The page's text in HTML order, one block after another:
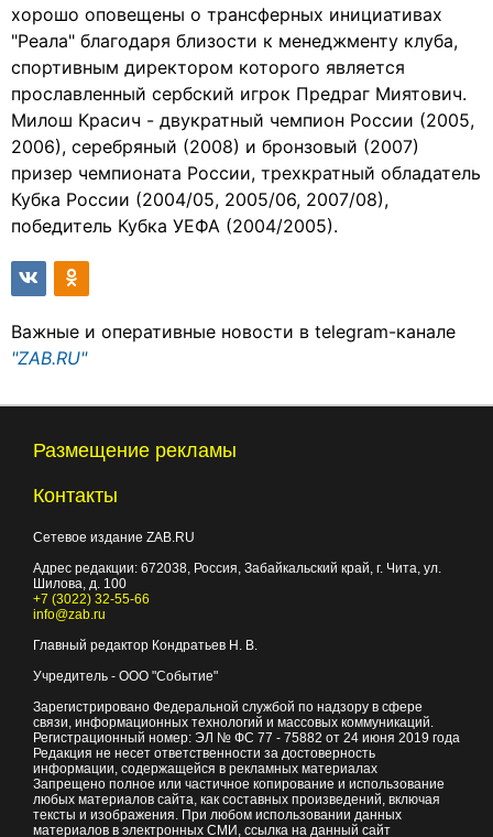
хорошо оповещены о трансферных инициативах
"Реала" благодаря близости к менеджменту клуба,
спортивным директором которого является
прославленный сербский игрок Предраг Миятович.
Милош Красич - двукратный чемпион России (2005,
2006), серебряный (2008) и бронзовый (2007)
призер чемпионата России, трехкратный обладатель
Кубка России (2004/05, 2005/06, 2007/08),
победитель Кубка УЕФА (2004/2005).
Важные и оперативные новости в telegram-канале
"ZAB.RU"
Размещение рекламы
Контакты
Сетевое издание ZAB.RU
Адрес редакции: 672038, Россия, Забайкальский край, г. Чита, ул.
Шилова, д. 100
+7 (3022) 32-55-66
info@zab.ru
Главный редактор Кондратьев Н. В.
Учредитель - ООО "Событие"
Зарегистрировано Федеральной службой по надзору в сфере
связи, информационных технологий и массовых коммуникаций.
Регистрационный номер: ЭЛ № ФС 77 - 75882 от 24 июня 2019 года
Редакция не несет ответственности за достоверность
информации, содержащейся в рекламных материалах
Запрещено полное или частичное копирование и использование
любых материалов сайта, как составных произведений, включая
тексты и изображения. При любом использовании данных
материалов в электронных СМИ, ссылка на данный сайт